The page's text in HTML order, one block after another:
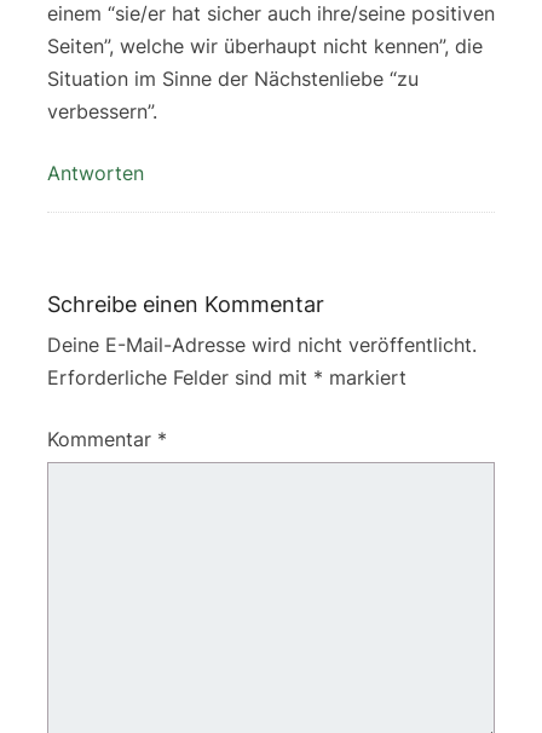
einem “sie/er hat sicher auch ihre/seine positiven
Seiten”, welche wir überhaupt nicht kennen”, die
Situation im Sinne der Nächstenliebe “zu
verbessern”.
Antworten
Schreibe einen Kommentar
Deine E-Mail-Adresse wird nicht veröffentlicht.
Erforderliche Felder sind mit * markiert
Kommentar *